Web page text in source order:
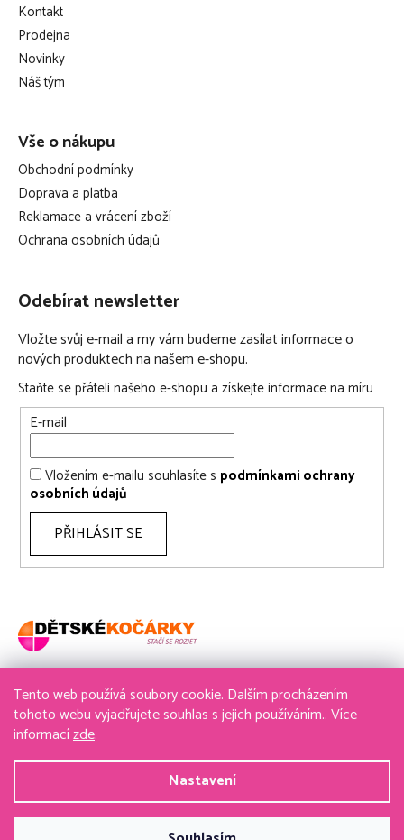
Tento web používá soubory cookie. Dalším procházením
tohoto webu vyjadřujete souhlas s jejich používáním.. Více
informacízde.
Nastavení
Kontakt
Prodejna
Novinky
Náš tým
Vše o nákupu
Obchodní podmínky
Doprava a platba
Reklamace a vrácení zboží
Ochrana osobních údajů
Odebírat newsletter
Vložte svůj e-mail a my vám budeme zasílat informace o
nových produktech na našem e-shopu.
Staňte se přáteli našeho e-shopu a získejte informace na míru
E-mail
Vložením e-mailu souhlasíte s podmínkami ochrany
osobních údajů
PŘIHLÁSIT SE
736 611 204
Vytvořil Shoptet&PekneWeby